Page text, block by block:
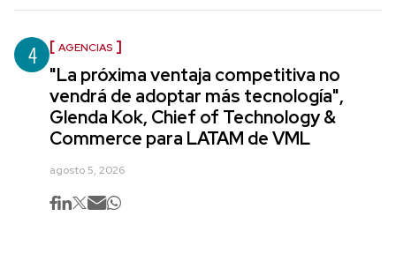
4 AGENCIAS
"La próxima ventaja competitiva no
vendrá de adoptar más tecnología",
Glenda Kok, Chief of Technology &
Commerce para LATAM de VML
agosto 5, 2026